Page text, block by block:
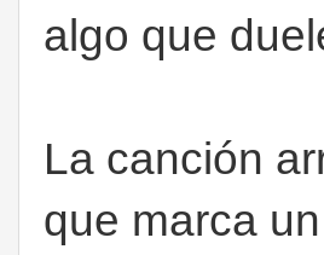
algo que
La canción
que marca